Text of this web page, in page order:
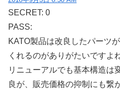
SECRET: 0
PASS:
KATO製品は改良したパーツ
くれるのがありがたいですよ
リニューアルでも基本構造は
良が、販売価格の抑制にも繋